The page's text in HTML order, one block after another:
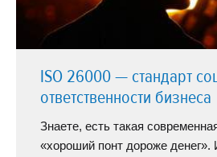
ISO 26000 — стандарт
ответственности бизнеса
Знаете, есть такая
«хороший понт дороже денег».